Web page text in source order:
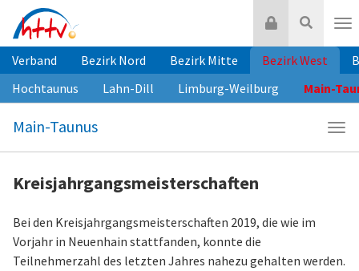
Inhalt
springen
Suche
Login
Verband Bezirk Nord Bezirk Mitte Bezirk West
Hochtaunus
Lahn-Dill Limburg-Weilburg Main-
Main-Taunus
Kreisjahrgangsmeisterschaften
Bei den Kreisjahrgangsmeisterschaften 2019, die wie im
Vorjahr in Neuenhain stattfanden, konnte die
Teilnehmerzahl des letzten Jahres nahezu gehalten werden.